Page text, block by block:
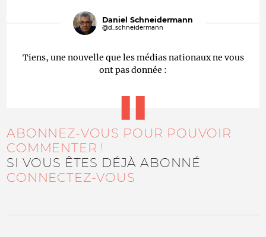
Daniel Schneidermann
@d_schneidermann
Tiens, une nouvelle que les médias nationaux ne vous
ont pas donnée :
ABONNEZ-VOUS POUR POUVOIR
COMMENTER !
SI VOUS ÊTES DÉJÀ ABONNÉ
CONNECTEZ-VOUS